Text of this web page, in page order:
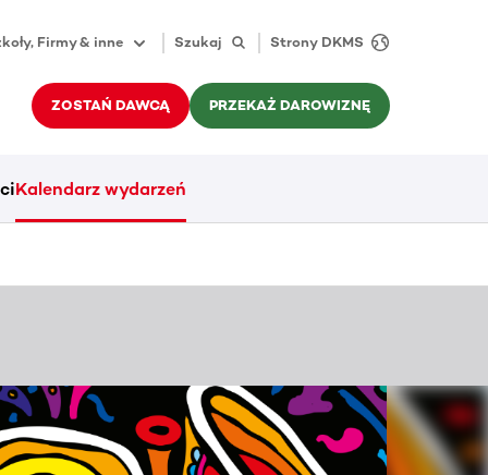
Firmy & inne Szukaj Strony DKMS
ZOSTAŃ DAWCĄ PRZEKAŻ DAROWIZNĘ
Kalendarz wydarzeń